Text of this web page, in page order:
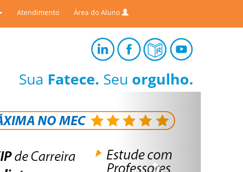
Atendimento Área do Aluno
Sua Fatece. Seu orgulho.